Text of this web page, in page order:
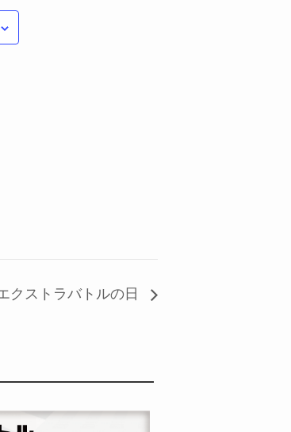
クストラバトルの日